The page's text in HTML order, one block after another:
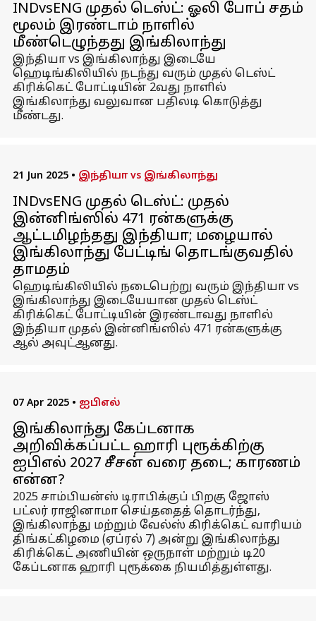
INDvsENG முதல் டெஸ்ட்: ஓலி போப் சதம்
மூலம் இரண்டாம் நாளில்
மீண்டெழுந்தது இங்கிலாந்து
இந்தியா vs இங்கிலாந்து இடையே
ஹெடிங்கிலியில் நடந்து வரும் முதல் டெஸ்ட்
கிரிக்கெட் போட்டியின் 2வது நாளில்
இங்கிலாந்து வலுவான பதிலடி கொடுத்து
மீண்டது.
21 Jun 2025 • இந்தியா vs இங்கிலாந்து
INDvsENG முதல் டெஸ்ட்: முதல்
இன்னிங்ஸில் 471 ரன்களுக்கு
ஆட்டமிழந்தது இந்தியா; மழையால்
இங்கிலாந்து பேட்டிங் தொடங்குவதில்
தாமதம்
ஹெடிங்கிலியில் நடைபெற்று வரும் இந்தியா vs
இங்கிலாந்து இடையேயான முதல் டெஸ்ட்
கிரிக்கெட் போட்டியின் இரண்டாவது நாளில்
இந்தியா முதல் இன்னிங்ஸில் 471 ரன்களுக்கு
ஆல் அவுட்ஆனது.
07 Apr 2025 • ஐபிஎல்
இங்கிலாந்து கேப்டனாக
அறிவிக்கப்பட்ட ஹாரி புரூக்கிற்கு
ஐபிஎல் 2027 சீசன் வரை தடை; காரணம்
என்ன?
2025 சாம்பியன்ஸ் டிராபிக்குப் பிறகு ஜோஸ்
பட்லர் ராஜினாமா செய்ததைத் தொடர்ந்து,
இங்கிலாந்து மற்றும் வேல்ஸ் கிரிக்கெட் வாரியம்
திங்கட்கிழமை (ஏப்ரல் 7) அன்று இங்கிலாந்து
கிரிக்கெட் அணியின் ஒருநாள் மற்றும் டி20
கேப்டனாக ஹாரி புரூக்கை நியமித்துள்ளது.